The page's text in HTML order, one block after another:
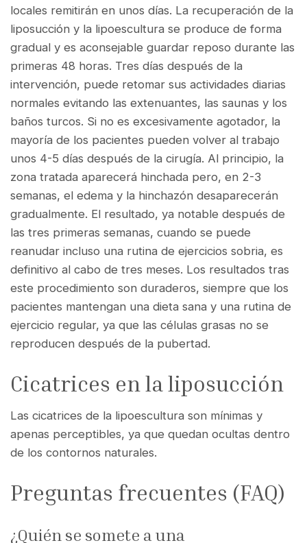
locales remitirán en unos días. La recuperación de la
liposucción y la lipoescultura se produce de forma
gradual y es aconsejable guardar reposo durante las
primeras 48 horas. Tres días después de la
intervención, puede retomar sus actividades diarias
normales evitando las extenuantes, las saunas y los
baños turcos. Si no es excesivamente agotador, la
mayoría de los pacientes pueden volver al trabajo
unos 4-5 días después de la cirugía. Al principio, la
zona tratada aparecerá hinchada pero, en 2-3
semanas, el edema y la hinchazón desaparecerán
gradualmente. El resultado, ya notable después de
las tres primeras semanas, cuando se puede
reanudar incluso una rutina de ejercicios sobria, es
definitivo al cabo de tres meses. Los resultados tras
este procedimiento son duraderos, siempre que los
pacientes mantengan una dieta sana y una rutina de
ejercicio regular, ya que las células grasas no se
reproducen después de la pubertad.
Cicatrices en la liposucción
Las cicatrices de la lipoescultura son mínimas y
apenas perceptibles, ya que quedan ocultas dentro
de los contornos naturales.
Preguntas frecuentes (FAQ)
¿Quién se somete a una